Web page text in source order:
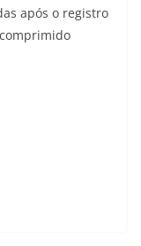
após o registro